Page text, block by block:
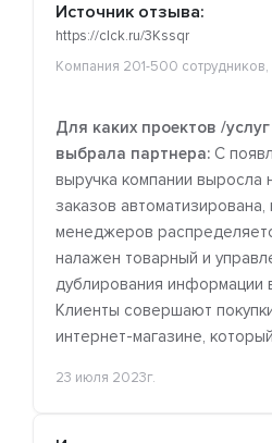
Источник отзыва:
https://clck.ru/3Kssqr
Компания 201-500 сотрудников,
Для каких проектов /
выбрала партнера: С
выручка компании выросла
заказов автоматизирована,
менеджеров
налажен товарный и
дублирования информации
Клиенты совершают
интернет-магазине,
23 июля 2023г.